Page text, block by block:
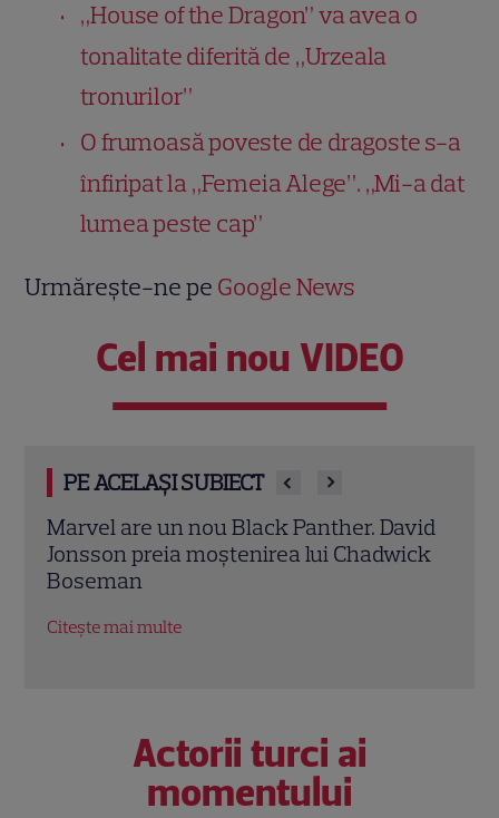
„House of the Dragon” va avea o
tonalitate diferită de „Urzeala
tronurilor”
O frumoasă poveste de dragoste s-a
înfiripat la „Femeia Alege”. „Mi-a dat
lumea peste cap”
Urmărește-ne pe Google News
Cel mai nou VIDEO
PE ACELAȘI SUBIECT
Ryan Gosling este noul Ghost Rider din
Universul Marvel. Anunțul făcut la
Comic-Con i-a entuziasmat pe fani
Citește mai multe
Actorii turci ai
momentului